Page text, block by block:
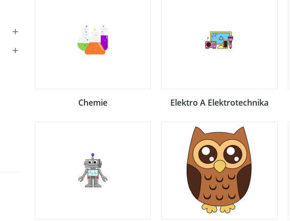


Chemie Elektro A Elektrotechnika